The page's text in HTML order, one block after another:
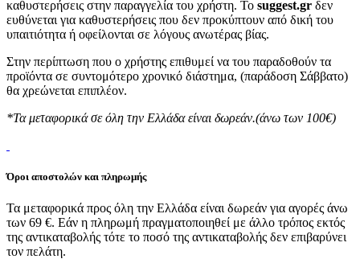
καθυστερήσεις στην παραγγελία του χρήστη. Το suggest.gr δεν
ευθύνεται για καθυστερήσεις που δεν προκύπτουν από δική του
υπαιτιότητα ή οφείλονται σε λόγους ανωτέρας βίας.
Στην περίπτωση που ο χρήστης επιθυμεί να του παραδοθούν τα
προϊόντα σε συντομότερο χρονικό διάστημα, (παράδοση Σάββατο)
θα χρεώνεται επιπλέον.
*Τα μεταφορικά σε όλη την Ελλάδα είναι δωρεάν.(άνω των 100€)
Όροι αποστολών και πληρωμής
Τα μεταφορικά προς όλη την Ελλάδα είναι δωρεάν για αγορές άνω
των 69 €. Εάν η πληρωμή πραγματοποιηθεί με άλλο τρόπος εκτός
της αντικαταβολής τότε το ποσό της αντικαταβολής δεν επιβαρύνει
τον πελάτη.